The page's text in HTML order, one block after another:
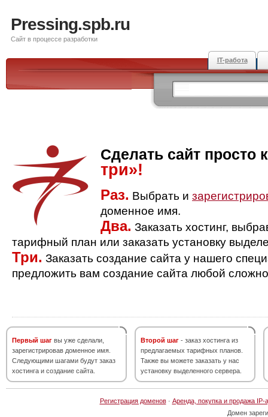
Pressing.spb.ru
Сайт в процессе разработки
IT-работа
Сделать сайт просто
три»!
Раз. Выбрать и
доменное имя.
Два. Заказать хостинг,
тарифный план или заказать установку
Три. Заказать создание сайта у нашего
предложить вам создание сайта любой
Первый шаг вы уже сделали,
зарегистрировав доменное имя.
Следующими шагами будут заказ
хостинга и создание сайта.
Второй шаг - заказ хостинга из
предлагаемых тарифных планов.
Также вы можете заказать у нас
установку выделенного сервера.
Регистрация доменов· Аренда, покупка и продажа IP-
Домен